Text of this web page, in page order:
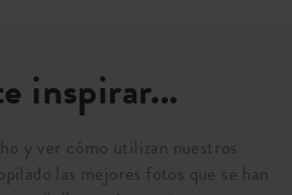
inspirar...
y ver cómo utilizan nuestros
las mejores fotos que se han